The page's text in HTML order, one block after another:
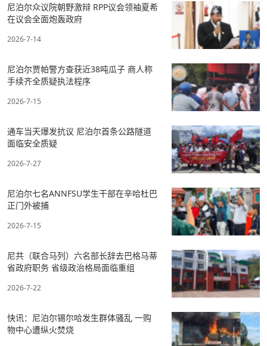
尼泊尔众议院朝野激辩 RPP议会领袖夏希
在议会全面炮轰政府
2026-7-14
尼泊尔贾帕警方查获近38吨瓜子 商人称
手续齐全质疑执法程序
2026-7-15
通车当天爆发抗议 尼泊尔首条公路隧道
面临安全质疑
2026-7-27
尼泊尔七名ANNFSU学生干部在辛哈杜巴
正门外被捕
2026-7-15
尼共（联合马列）六名部长辞去巴格马蒂
省政府职务 省级政治格局面临重组
2026-7-22
快讯：尼泊尔锡尔哈发生群体骚乱 一购
物中心遭纵火焚烧